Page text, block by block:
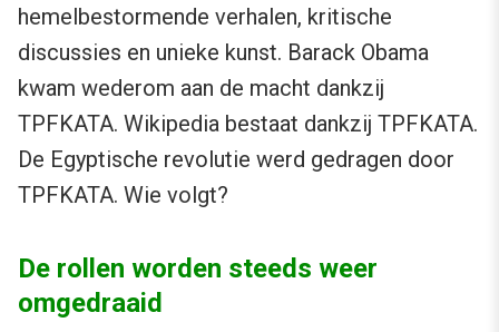
hemelbestormende verhalen, kritische
discussies en unieke kunst. Barack Obama
kwam wederom aan de macht dankzij
TPFKATA. Wikipedia bestaat dankzij TPFKATA.
De Egyptische revolutie werd gedragen door
TPFKATA. Wie volgt?
De rollen worden steeds weer
omgedraaid